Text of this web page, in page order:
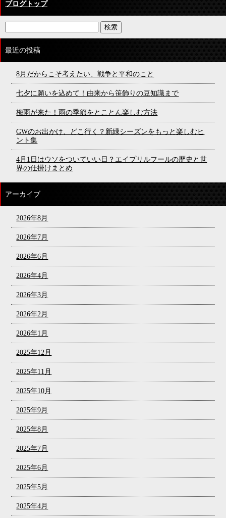
ブログトップ
最近の投稿
8月だからこそ考えたい、戦争と平和のこと
七夕に願いを込めて！由来から笹飾りの豆知識まで
梅雨が来た！雨の季節をとことん楽しむ方法
GWのお出かけ、どこ行く？新緑シーズンをもっと楽しむヒ
ント集
4月1日はウソをついていい日？エイプリルフールの歴史と世
界の仕掛けまとめ
アーカイブ
2026年8月
2026年7月
2026年6月
2026年4月
2026年3月
2026年2月
2026年1月
2025年12月
2025年11月
2025年10月
2025年9月
2025年8月
2025年7月
2025年6月
2025年5月
2025年4月